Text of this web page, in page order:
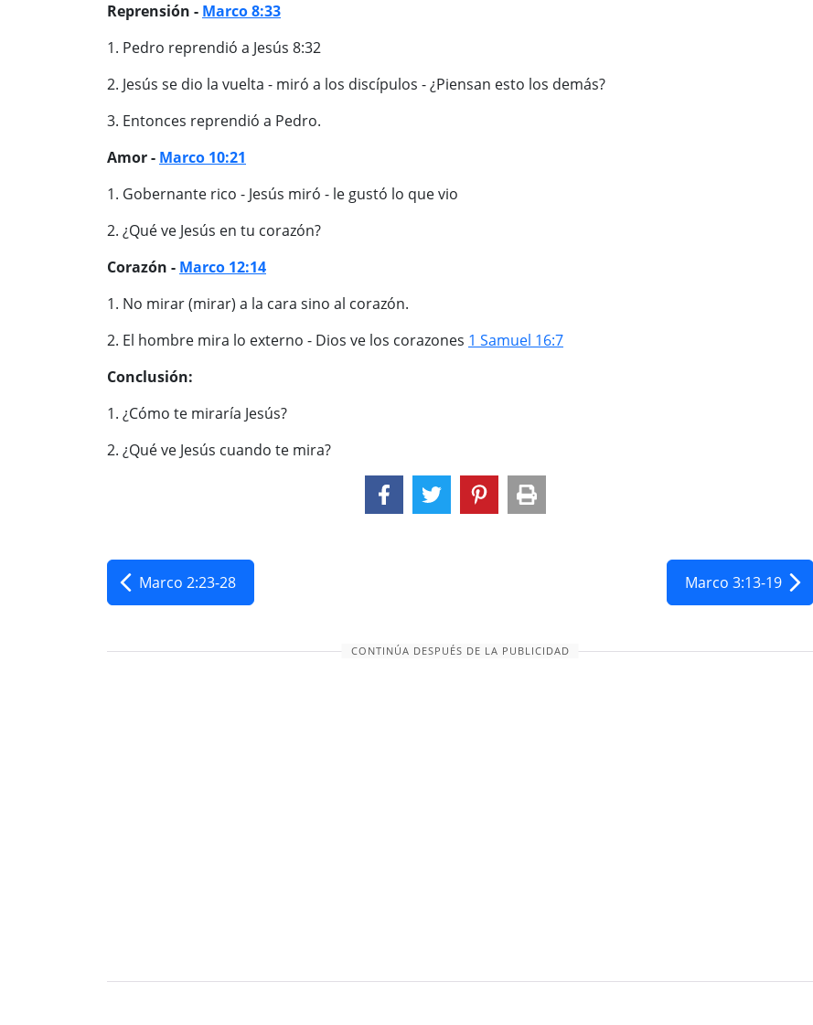
Reprensión - Marco 8:33
1. Pedro reprendió a Jesús 8:32
2. Jesús se dio la vuelta - miró a los discípulos - ¿Piensan esto los demás?
3. Entonces reprendió a Pedro.
Amor - Marco 10:21
1. Gobernante rico - Jesús miró - le gustó lo que vio
2. ¿Qué ve Jesús en tu corazón?
Corazón - Marco 12:14
1. No mirar (mirar) a la cara sino al corazón.
2. El hombre mira lo externo - Dios ve los corazones 1 Samuel 16:7
Conclusión:
1. ¿Cómo te miraría Jesús?
2. ¿Qué ve Jesús cuando te mira?
Marco 2:23-28 Marco 3:13-19
CONTINÚA DESPUÉS DE LA PUBLICIDAD